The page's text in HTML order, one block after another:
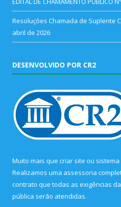
Resoluções Chamada de Suplente
abril de 2026
DESENVOLVIDO POR CR2
Muito mais que criar site ou
Realizamos uma assessoria
contrato que todas as exigências
pública serão atendidas.